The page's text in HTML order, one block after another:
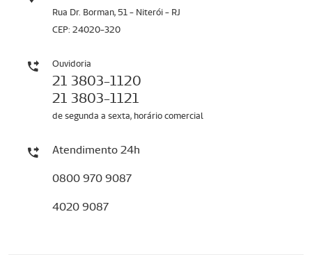
Rua Dr. Borman, 51 - Niterói - RJ
CEP: 24020-320
Ouvidoria
21 3803-1120
21 3803-1121
de segunda a sexta, horário comercial
Atendimento 24h
0800 970 9087
4020 9087